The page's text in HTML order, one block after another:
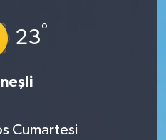
23°
Cumartesi